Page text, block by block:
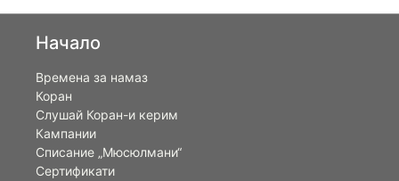
Начало
Времена за намаз
Коран
Слушай Коран-и керим
Кампании
Списание „Мюсюлмани“
Сертификати